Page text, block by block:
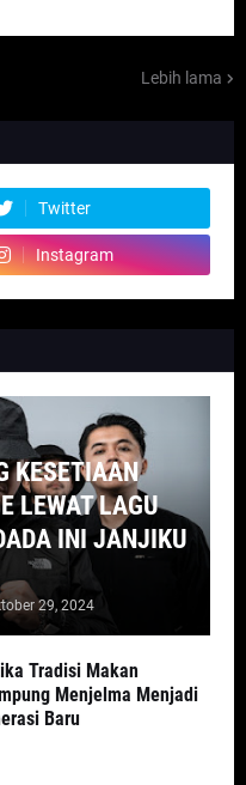
Lebih lama
Twitter
Instagram
KESETIAAN
LEWAT LAGU
INI JANJIKU
29, 2024
Tradisi Makan
Menjelma Menjadi
Baru